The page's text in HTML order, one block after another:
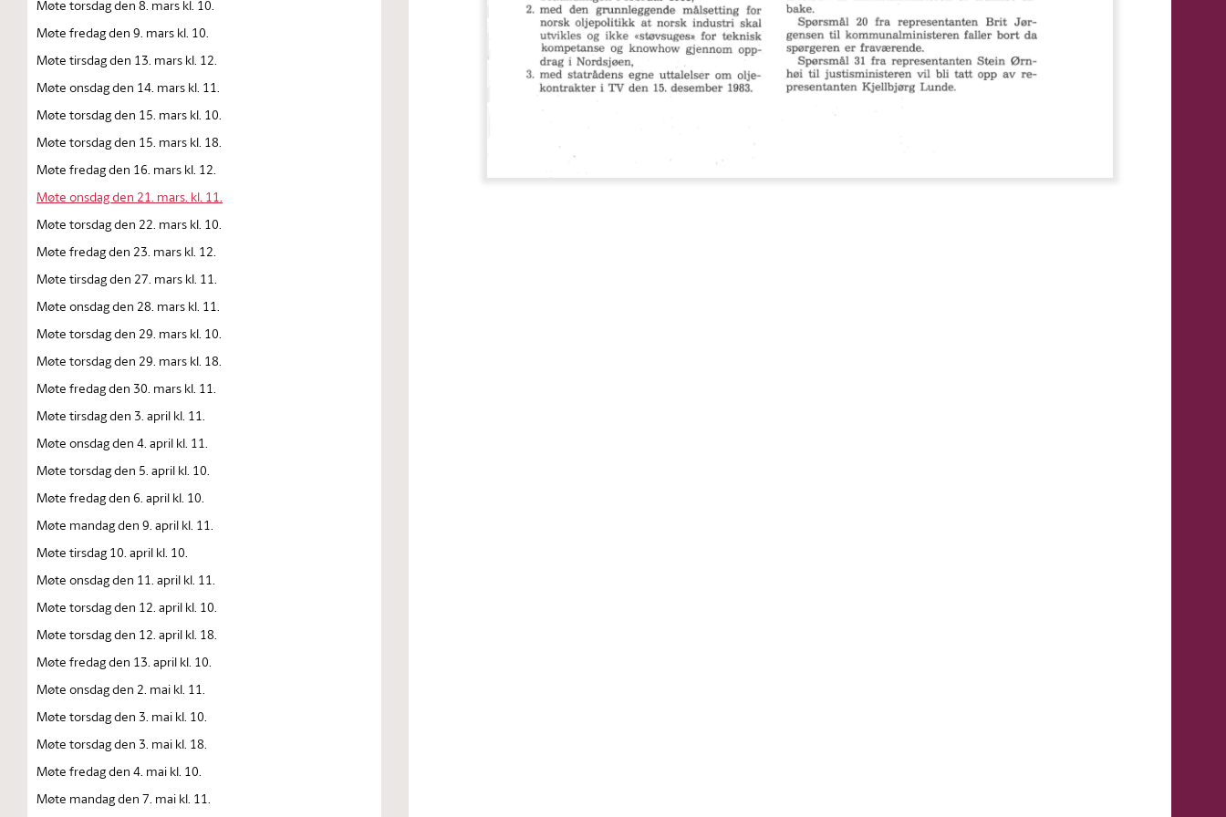
Møte torsdag den 8. mars kl. 10.
Møte fredag den 9. mars kl. 10.
Møte tirsdag den 13. mars kl. 12.
Møte onsdag den 14. mars kl. 11.
Møte torsdag den 15. mars kl. 10.
Møte torsdag den 15. mars kl. 18.
Møte fredag den 16. mars kl. 12.
Møte onsdag den 21. mars. kl. 11.
Møte torsdag den 22. mars kl. 10.
Møte fredag den 23. mars kl. 12.
Møte tirsdag den 27. mars kl. 11.
Møte onsdag den 28. mars kl. 11.
Møte torsdag den 29. mars kl. 10.
Møte torsdag den 29. mars kl. 18.
Møte fredag den 30. mars kl. 11.
Møte tirsdag den 3. april kl. 11.
Møte onsdag den 4. april kl. 11.
Møte torsdag den 5. april kl. 10.
Møte fredag den 6. april kl. 10.
Møte mandag den 9. april kl. 11.
Møte tirsdag 10. april kl. 10.
Møte onsdag den 11. april kl. 11.
Møte torsdag den 12. april kl. 10.
Møte torsdag den 12. april kl. 18.
Møte fredag den 13. april kl. 10.
Møte onsdag den 2. mai kl. 11.
Møte torsdag den 3. mai kl. 10.
Møte torsdag den 3. mai kl. 18.
Møte fredag den 4. mai kl. 10.
Møte mandag den 7. mai kl. 11.